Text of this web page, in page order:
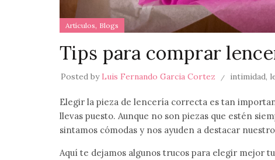
Artículos, Blogs
Tips para comprar
Posted by Luis Fernando Garcia Cortez intimidad,
Elegir la pieza de lencería correcta es tan
llevas puesto. Aunque no son piezas que estén
sintamos cómodas y nos ayuden a destacar
Aquí te dejamos algunos trucos para elegir mejor